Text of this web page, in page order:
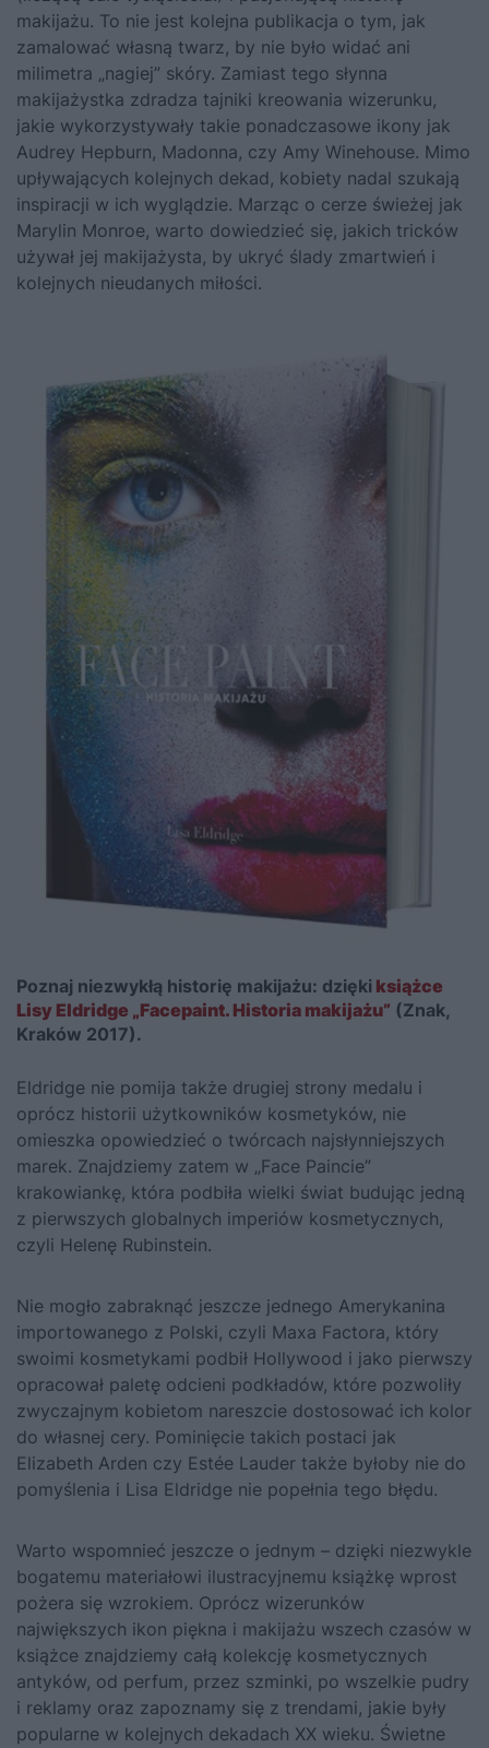
makijażu. To nie jest kolejna publikacja o tym, jak
zamalować własną twarz, by nie było widać ani
milimetra „nagiej” skóry. Zamiast tego słynna
makijażystka zdradza tajniki kreowania wizerunku,
jakie wykorzystywały takie ponadczasowe ikony jak
Audrey Hepburn, Madonna, czy Amy Winehouse. Mimo
upływających kolejnych dekad, kobiety nadal szukają
inspiracji w ich wyglądzie. Marząc o cerze świeżej jak
Marylin Monroe, warto dowiedzieć się, jakich tricków
używał jej makijażysta, by ukryć ślady zmartwień i
kolejnych nieudanych miłości.
Poznaj niezwykłą historię makijażu: dzięki książce
Lisy Eldridge „Facepaint. Historia makijażu” (Znak,
Kraków 2017).
Eldridge nie pomija także drugiej strony medalu i
oprócz historii użytkowników kosmetyków, nie
omieszka opowiedzieć o twórcach najsłynniejszych
marek. Znajdziemy zatem w „Face Paincie”
krakowiankę, która podbiła wielki świat budując jedną
z pierwszych globalnych imperiów kosmetycznych,
czyli Helenę Rubinstein.
Nie mogło zabraknąć jeszcze jednego Amerykanina
importowanego z Polski, czyli Maxa Factora, który
swoimi kosmetykami podbił Hollywood i jako pierwszy
opracował paletę odcieni podkładów, które pozwoliły
zwyczajnym kobietom nareszcie dostosować ich kolor
do własnej cery. Pominięcie takich postaci jak
Elizabeth Arden czy Estée Lauder także byłoby nie do
pomyślenia i Lisa Eldridge nie popełnia tego błędu.
Warto wspomnieć jeszcze o jednym – dzięki niezwykle
bogatemu materiałowi ilustracyjnemu książkę wprost
pożera się wzrokiem. Oprócz wizerunków
największych ikon piękna i makijażu wszech czasów w
książce znajdziemy całą kolekcję kosmetycznych
antyków, od perfum, przez szminki, po wszelkie pudry
i reklamy oraz zapoznamy się z trendami, jakie były
popularne w kolejnych dekadach XX wieku. Świetne